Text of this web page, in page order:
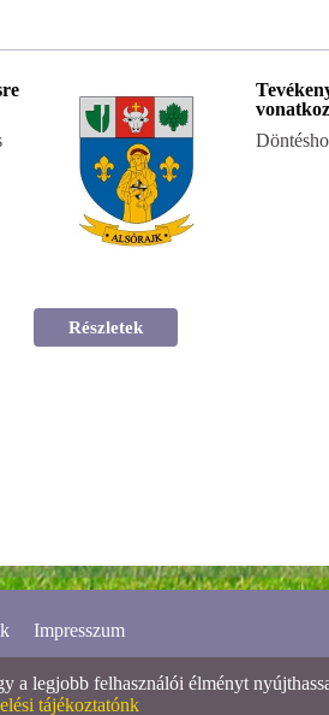
Részletek
Impresszum
legjobb felhasználói élményt
tájékoztatónk